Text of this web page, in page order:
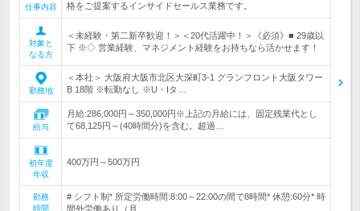
仕事内容
格をご提案するインサイドセールス業務です。
対象と
なる方
＜未経験・第二新卒歓迎！＞＜20代活躍中！＞《必須》■ 29歳以
下 ※◇ 営業経験、マネジメント経験をお持ちなら活かせます！
勤務地
＜本社＞ 大阪府大阪市北区大深町3-1 グランフロント大阪タワー
B 18階 ※転勤なし ※U・Iタ…
給与
月給:286,000円～350,000円※上記の月給には、固定残業代とし
て68,125円～(40時間分)を含む。超過…
初年度
年収
400万円～500万円
勤務
時間
# シフト制* 所定労働時間:8:00～22:00の間で8時間* 休憩:60分* 時
間外労働あり（月…